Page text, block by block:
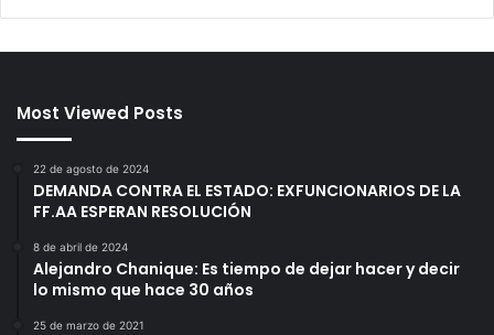
Most Viewed Posts
22 de agosto de 2024
DEMANDA CONTRA EL ESTADO: EXFUNCIONARIOS DE LA
FF.AA ESPERAN RESOLUCIÓN
8 de abril de 2024
Alejandro Chanique: Es tiempo de dejar hacer y decir
lo mismo que hace 30 años
25 de marzo de 2021